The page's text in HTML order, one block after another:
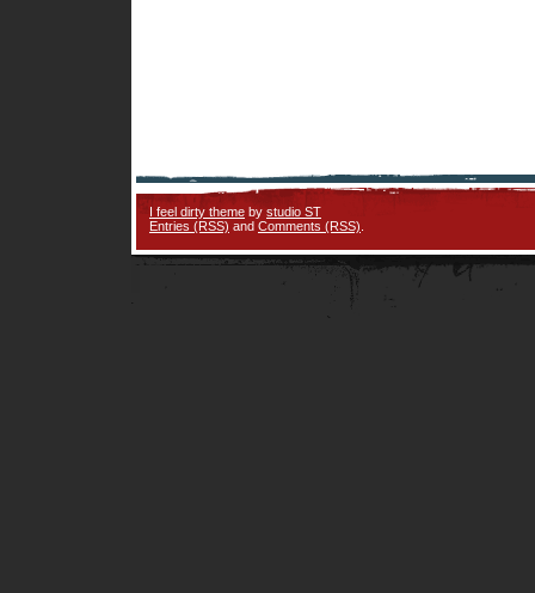
I feel dirty theme by studio ST
Entries (RSS) and Comments (RSS)